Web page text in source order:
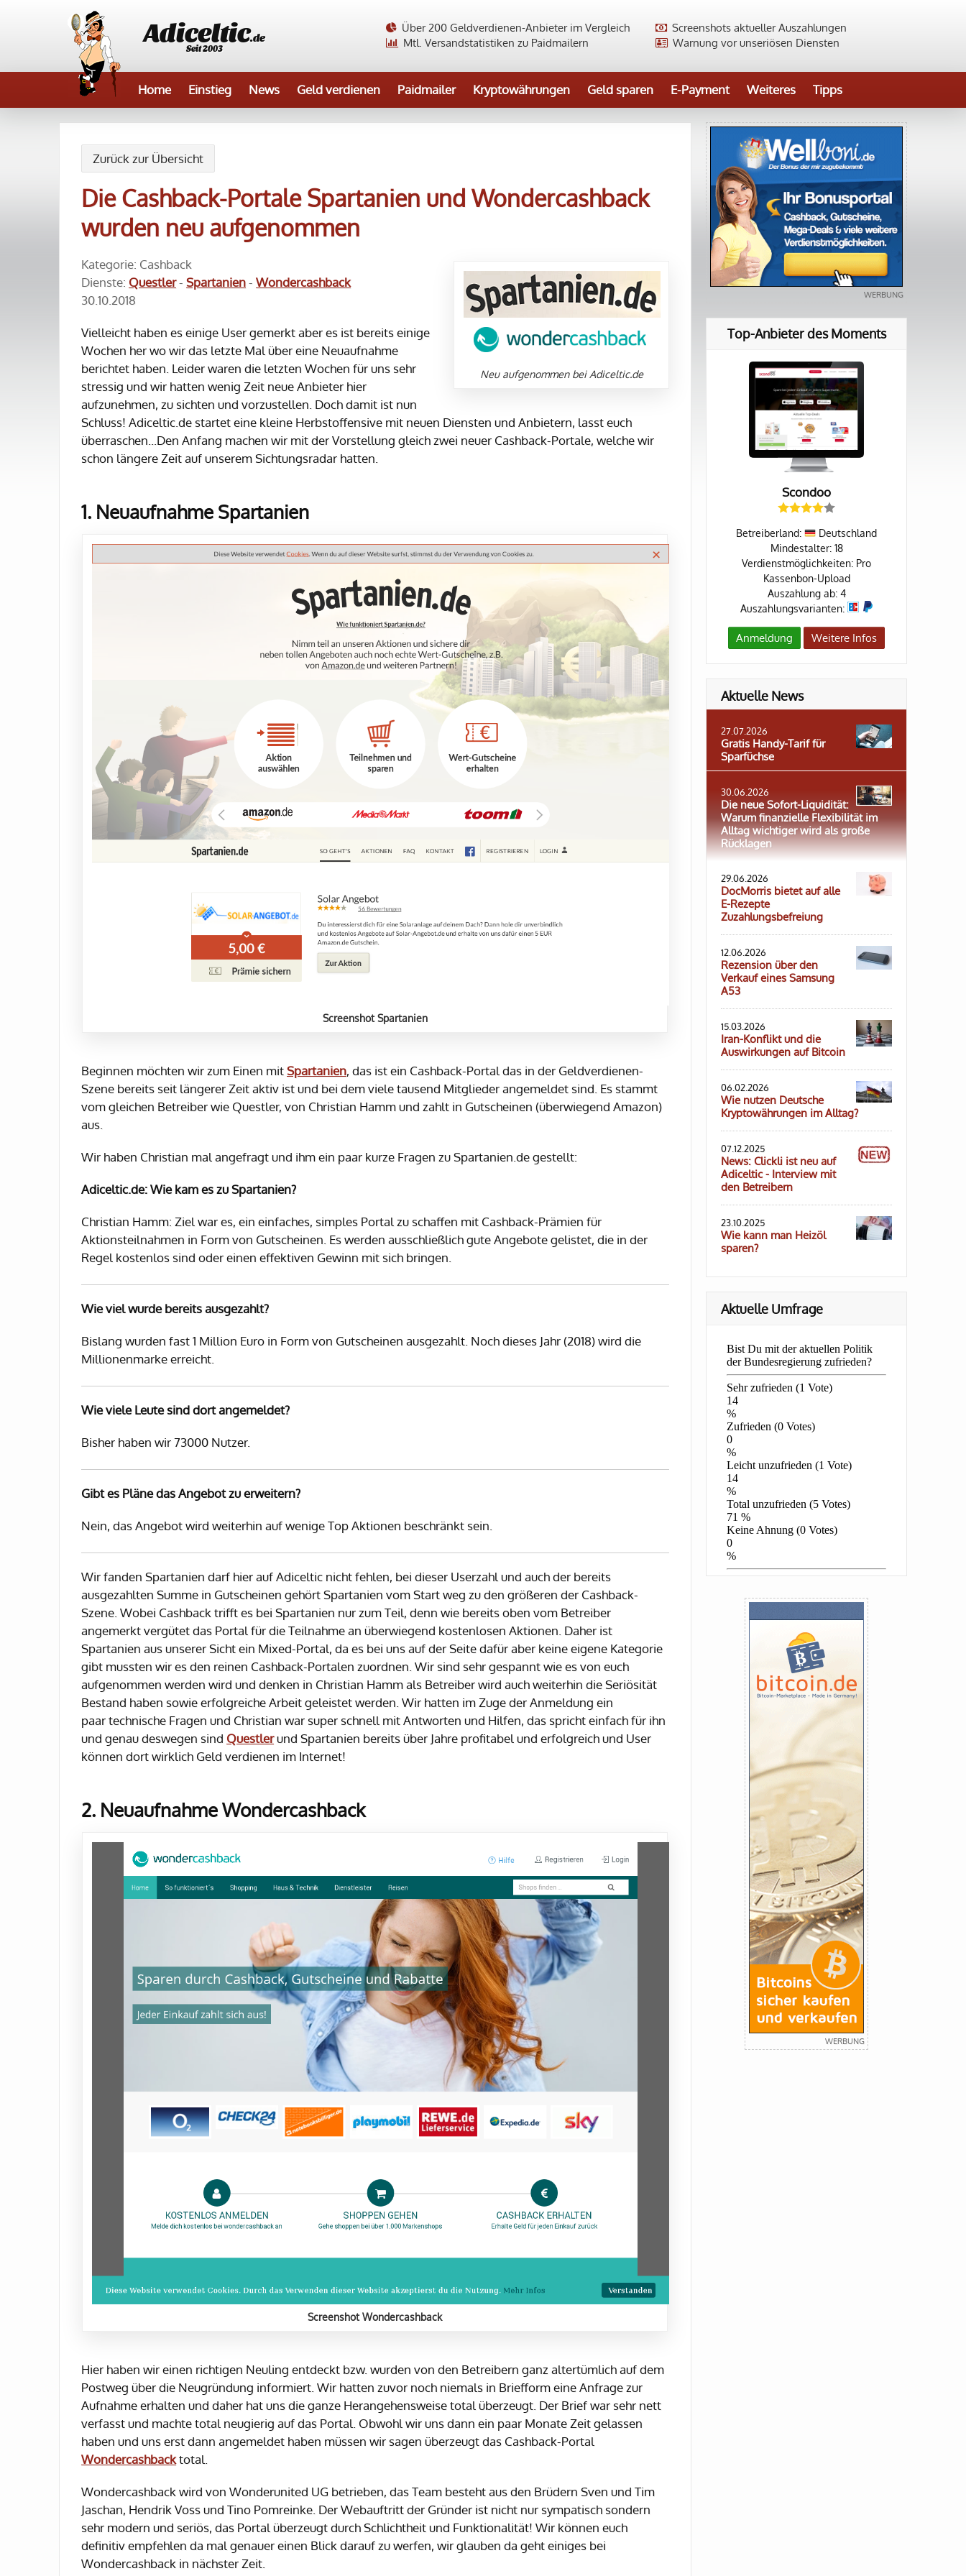
Adiceltic.de
Seit 2003
Screenshots aktueller Auszahlungen
Über 200 Geldverdienen-Anbieter im Vergleich
Warnung vor unseriösen Diensten
Mtl. Versandstatistiken zu Paidmailern
Home Einstieg News Geld verdienen Paidmailer Kryptowährungen Geld sparen E-Payment Weiteres Tipps
Zurück zur Übersicht
Die Cashback-Portale Spartanien und Wondercashback
wurden neu aufgenommen
Neu aufgenommen bei Adiceltic.de
Kategorie: Cashback
Dienste: Questler- Spartanien- Wondercashback
30.10.2018
Vielleicht haben es einige User gemerkt aber es ist bereits einige
Wochen her wo wir das letzte Mal über eine Neuaufnahme
berichtet haben. Leider waren die letzten Wochen für uns sehr
stressig und wir hatten wenig Zeit neue Anbieter hier
aufzunehmen, zu sichten und vorzustellen. Doch damit ist nun
Schluss! Adiceltic.de startet eine kleine Herbstoffensive mit neuen Diensten und Anbietern, lasst euch
überraschen...Den Anfang machen wir mit der Vorstellung gleich zwei neuer Cashback-Portale, welche wir
schon längere Zeit auf unserem Sichtungsradar hatten.
1. Neuaufnahme Spartanien
Screenshot Spartanien
Beginnen möchten wir zum Einen mitSpartanien, das ist ein Cashback-Portal das in der Geldverdienen-
Szene bereits seit längerer Zeit aktiv ist und bei dem viele tausend Mitglieder angemeldet sind. Es stammt
vom gleichen Betreiber wie Questler, von Christian Hamm und zahlt in Gutscheinen (überwiegend Amazon)
aus.
Wir haben Christian mal angefragt und ihm ein paar kurze Fragen zu Spartanien.de gestellt:
Adiceltic.de: Wie kam es zu Spartanien?
Christian Hamm: Ziel war es, ein einfaches, simples Portal zu schaffen mit Cashback-Prämien für
Aktionsteilnahmen in Form von Gutscheinen. Es werden ausschließlich gute Angebote gelistet, die in der
Regel kostenlos sind oder einen effektiven Gewinn mit sich bringen.
Wie viel wurde bereits ausgezahlt?
Bislang wurden fast 1 Million Euro in Form von Gutscheinen ausgezahlt. Noch dieses Jahr (2018) wird die
Millionenmarke erreicht.
Wie viele Leute sind dort angemeldet?
Bisher haben wir 73000 Nutzer.
Gibt es Pläne das Angebot zu erweitern?
Nein, das Angebot wird weiterhin auf wenige Top Aktionen beschränkt sein.
Wir fanden Spartanien darf hier auf Adiceltic nicht fehlen, bei dieser Userzahl und auch der bereits
ausgezahlten Summe in Gutscheinen gehört Spartanien vom Start weg zu den größeren der Cashback-
Szene. Wobei Cashback trifft es bei Spartanien nur zum Teil, denn wie bereits oben vom Betreiber
angemerkt vergütet das Portal für die Teilnahme an überwiegend kostenlosen Aktionen. Daher ist
Spartanien aus unserer Sicht ein Mixed-Portal, da es bei uns auf der Seite dafür aber keine eigene Kategorie
gibt mussten wir es den reinen Cashback-Portalen zuordnen. Wir sind sehr gespannt wie es von euch
aufgenommen werden wird und denken in Christian Hamm als Betreiber wird auch weiterhin die Seriösität
Bestand haben sowie erfolgreiche Arbeit geleistet werden. Wir hatten im Zuge der Anmeldung ein
paar technische Fragen und Christian war super schnell mit Antworten und Hilfen, das spricht einfach für ihn
und genau deswegen sind Questlerund Spartanien bereits über Jahre profitabel und erfolgreich und User
können dort wirklich Geld verdienen im Internet!
2. Neuaufnahme Wondercashback
Screenshot Wondercashback
Hier haben wir einen richtigen Neuling entdeckt bzw. wurden von den Betreibern ganz altertümlich auf dem
Postweg über die Neugründung informiert. Wir hatten zuvor noch niemals in Briefform eine Anfrage zur
Aufnahme erhalten und daher hat uns die ganze Herangehensweise total überzeugt. Der Brief war sehr nett
verfasst und machte total neugierig auf das Portal. Obwohl wir uns dann ein paar Monate Zeit gelassen
haben und uns erst dann angemeldet haben müssen wir sagen überzeugt das Cashback-Portal
Wondercashbacktotal.
Wondercashback wird von Wonderunited UG betrieben, das Team besteht aus den Brüdern Sven und Tim
Jaschan, Hendrik Voss und Tino Pomreinke. Der Webauftritt der Gründer ist nicht nur sympatisch sondern
sehr modern und seriös, das Portal überzeugt durch Schlichtheit und Funktionalität! Wir können euch
definitiv empfehlen da mal genauer einen Blick darauf zu werfen, wir glauben da geht einiges bei
Wondercashback in nächster Zeit.
Top-Anbieter des Moments
Scondoo
Betreiberland:
Deutschland
Mindestalter: 18
Verdienstmöglichkeiten: Pro
Kassenbon-Upload
Auszahlung ab: 4
Auszahlungsvarianten:
Anmeldung Weitere Infos
Aktuelle News
27.07.2026
Gratis Handy-Tarif für
Sparfüchse
30.06.2026
Die neue Sofort-Liquidität:
Warum finanzielle Flexibilität im
Alltag wichtiger wird als große
Rücklagen
29.06.2026
DocMorris bietet auf alle
E-Rezepte
Zuzahlungsbefreiung
12.06.2026
Rezension über den
Verkauf eines Samsung
A53
15.03.2026
Iran-Konflikt und die
Auswirkungen auf Bitcoin
06.02.2026
Wie nutzen Deutsche
Kryptowährungen im Alltag?
07.12.2025
News: Clickli ist neu auf
Adiceltic - Interview mit
den Betreibern
23.10.2025
Wie kann man Heizöl
sparen?
Aktuelle Umfrage